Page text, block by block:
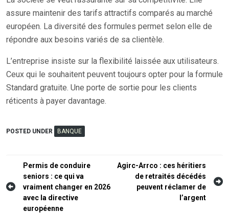
assure maintenir des tarifs attractifs comparés au marché
européen. La diversité des formules permet selon elle de
répondre aux besoins variés de sa clientèle.
L’entreprise insiste sur la flexibilité laissée aux utilisateurs.
Ceux qui le souhaitent peuvent toujours opter pour la formule
Standard gratuite. Une porte de sortie pour les clients
réticents à payer davantage.
POSTED UNDER BANQUE
Navigation
de
l’article
Permis de conduire
seniors : ce qui va
vraiment changer en 2026
avec la directive
européenne
Agirc-Arrco : ces héritiers
de retraités décédés
peuvent réclamer de
l’argent